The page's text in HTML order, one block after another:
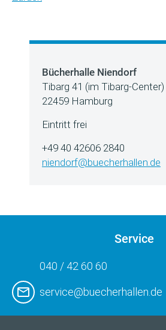
Bücherhalle Niendorf
Tibarg 41 (im Tibarg-Center)
22459 Hamburg
Eintritt frei
+49 40 42606 2840
niendorf@buecherhallen.de
Service
040 / 42 60 60
service@buecherhallen.de